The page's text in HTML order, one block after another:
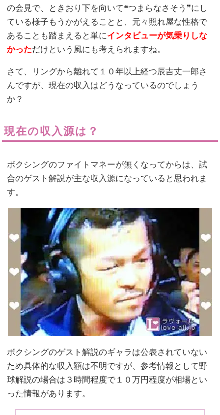
の会見で、ときおり下を向いて❝つまらなさそう❞にし
ている様子もうかがえることと、元々照れ屋な性格で
あることも踏まえると単にインタビューが気乗りしな
かっただけという風にも考えられますね。
さて、リングから離れて１０年以上経つ辰吉丈一郎さ
んですが、現在の収入はどうなっているのでしょう
か？
現在の収入源は？
ボクシングのファイトマネーが無くなってからは、試
合のゲスト解説が主な収入源になっていると思われま
す。
ボクシングのゲスト解説のギャラは公表されていない
ため具体的な収入額は不明ですが、参考情報として野
球解説の場合は３時間程度で１０万円程度が相場とい
った情報があります。